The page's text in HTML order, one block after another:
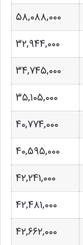
۵۸,۰۸۸,۰۰۰
۳۲,۹۴۴,۰۰۰
۳۴,۷۴۵,۰۰۰
۳۵,۱۰۵,۰۰۰
۴۰,۷۷۴,۰۰۰
۴۰,۵۹۵,۰۰۰
۴۲,۲۴۱,۰۰۰
۴۲,۴۸۱,۰۰۰
۴۲,۶۶۲,۰۰۰